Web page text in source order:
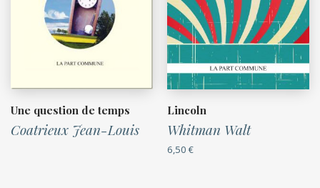
Une question de temps
Coatrieux Jean-Louis
Lincoln
Whitman Walt
6,50 €